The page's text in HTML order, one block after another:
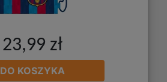
23,99 zł
DO KOSZYKA